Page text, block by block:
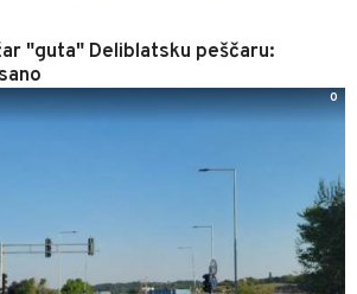
"guta" Deliblatsku peščaru:
0